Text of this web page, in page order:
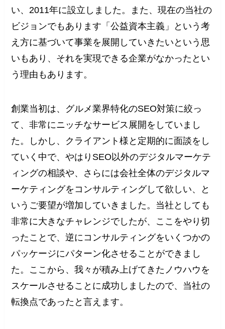
い、2011年に設立しました。また、現在の当社の
ビジョンでもあります「公益資本主義」という考
え方に基づいて事業を展開していきたいという思
いもあり、それを実現できる企業がなかったとい
う理由もあります。
創業当初は、グルメ業界特化のSEO対策に絞っ
て、非常にニッチなサービス展開をしていまし
た。しかし、クライアント様と定期的に面談をし
ていく中で、やはりSEO以外のデジタルマーケテ
ィングの相談や、さらには会社全体のデジタルマ
ーケティングをコンサルティングして欲しい、と
いうご要望が増加していきました。当社としても
非常に大きなチャレンジでしたが、ここをやり切
ったことで、逆にコンサルティングをいくつかの
パッケージにパターン化させることができまし
た。ここから、我々が積み上げてきたノウハウを
スケールさせることに成功しましたので、当社の
転換点であったと言えます。